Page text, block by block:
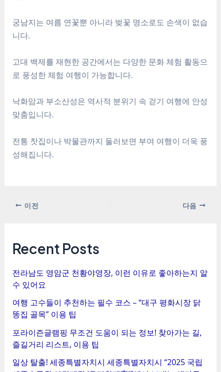
궁남지는 여름 연꽃뿐 아니라 벚꽃 명소로도 손색이 없습
니다.
고대 백제를 재현한 공간에서는 다양한 문화 체험 활동으
로 풍성한 체험 여행이 가능합니다.
낙화암과 부소산성은 역사적 분위기 속 걷기 여행에 안성
맞춤입니다.
전통 찻집이나 박물관까지 둘러보면 부여 여행이 더욱 풍
성해집니다.
이전 다음
Recent Posts
전라남도 영암군 천황야영장, 이런 이유로 좋아하는지 알
수 있어요
여행 고수들이 추천하는 필수 코스 – “대구 평화시장 닭
똥집 골목” 이용 팁
포라이즌글램핑 무조건 도움이 되는 정보! 찾아가는 길,
즐길거리 리스트, 이용 팁
일상 탈출! 세종특별자치시 세종특별자치시 “2025 국립